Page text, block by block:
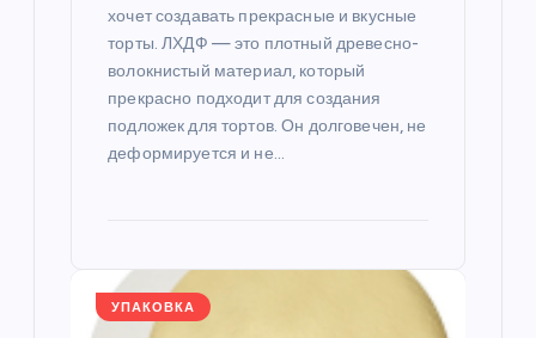
хочет создавать прекрасные и вкусные
торты. ЛХДФ — это плотный древесно-
волокнистый материал, который
прекрасно подходит для создания
подложек для тортов. Он долговечен, не
деформируется и не…
УПАКОВКА